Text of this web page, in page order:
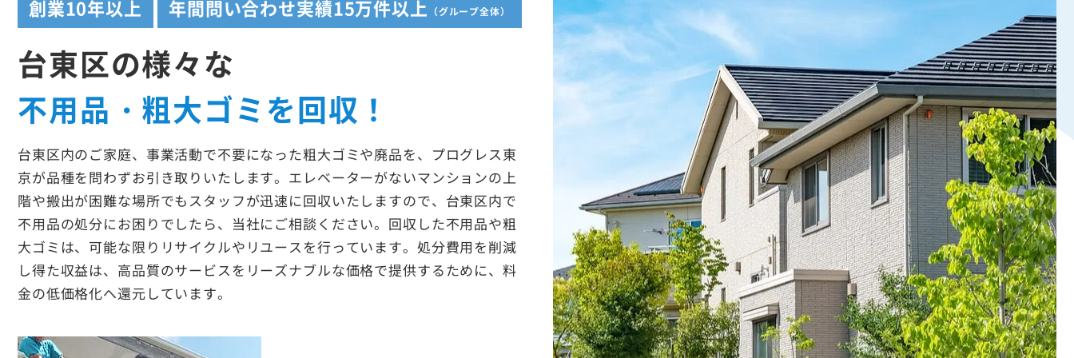
創業10年以上 年間問い合わせ実績15万件以上 （グループ全体）
台東区の様々な
不用品・粗大ゴミを回収！
台東区内のご家庭、事業活動で不要になった粗大ゴミや廃品を、プログレス東
京が品種を問わずお引き取りいたします。エレベーターがないマンションの上
階や搬出が困難な場所でもスタッフが迅速に回収いたしますので、台東区内で
不用品の処分にお困りでしたら、当社にご相談ください。回収した不用品や粗
大ゴミは、可能な限りリサイクルやリユースを行っています。処分費用を削減
し得た収益は、高品質のサービスをリーズナブルな価格で提供するために、料
金の低価格化へ還元しています。